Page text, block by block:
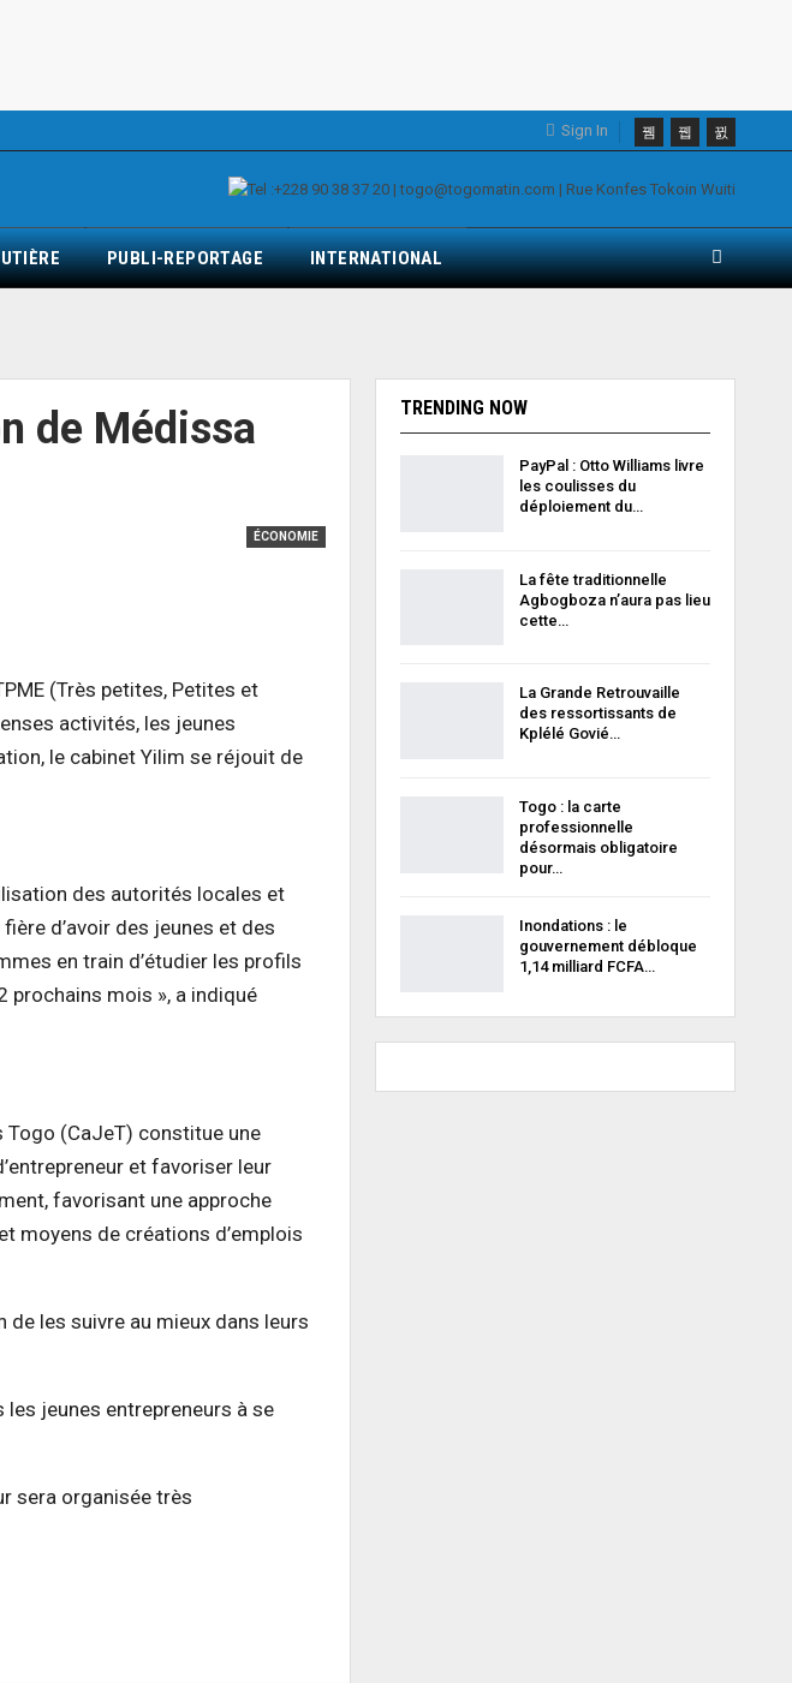
Sign In
PUBLI-REPORTAGE INTERNATIONAL
de Médissa
ÉCONOMIE
(Très petites, Petites et
activités, les jeunes
le cabinet Yilim se réjouit de
des autorités locales et
d’avoir des jeunes et des
en train d’étudier les profils
prochains mois », a indiqué
Togo (CaJeT) constitue une
et favoriser leur
favorisant une approche
moyens de créations d’emplois
les suivre au mieux dans leurs
les jeunes entrepreneurs à se
sera organisée très
TRENDING NOW
PayPal : Otto Williams livre
les coulisses du
déploiement du…
La fête traditionnelle
Agbogboza n’aura pas lieu
cette…
La Grande Retrouvaille
des ressortissants de
Kplélé Govié…
Togo : la carte
professionnelle
désormais obligatoire
pour…
Inondations : le
gouvernement débloque
1,14 milliard FCFA…